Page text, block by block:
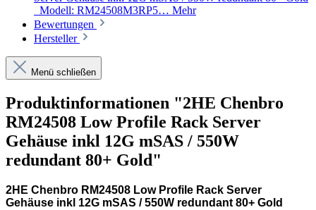
Modell: RM24508M3RP5… Mehr
Bewertungen
Hersteller
Menü schließen
Produktinformationen "2HE Chenbro
RM24508 Low Profile Rack Server
Gehäuse inkl 12G mSAS / 550W
redundant 80+ Gold"
2HE Chenbro RM24508 Low Profile Rack Server
Gehäuse inkl 12G mSAS / 550W redundant 80+ Gold